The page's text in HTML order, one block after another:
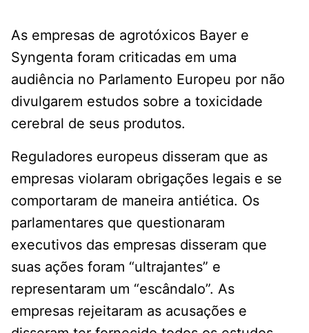
As empresas de agrotóxicos Bayer e
Syngenta foram criticadas em uma
audiência no Parlamento Europeu por não
divulgarem estudos sobre a toxicidade
cerebral de seus produtos.
Reguladores europeus disseram que as
empresas violaram obrigações legais e se
comportaram de maneira antiética. Os
parlamentares que questionaram
executivos das empresas disseram que
suas ações foram “ultrajantes” e
representaram um “escândalo”. As
empresas rejeitaram as acusações e